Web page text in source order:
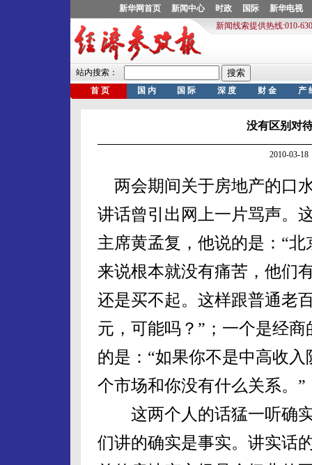
没有区别对
2010-03-
两会期间关于房地产的口
讲话曾引出网上一片骂声。
主席黄孟复，他说的是：“
来说根本就没有痛苦，他们
还是买不起。这样跟普通老
元，可能吗？”；一个是经
的是：“如果你不是中高收
个市场和你没有什么关系。”
这两个人的话猛一听确实
们讲的确实是事实。讲实话